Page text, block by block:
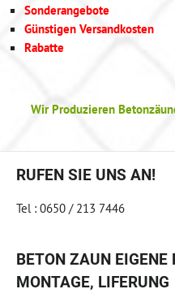
Sonderangebote
Günstigen Versandkosten
Rabatte
Wir Produzieren
RUFEN SIE UNS AN!
Tel : 0650 / 213 7446
BETON ZAUN EIGENE
MONTAGE, LIFERUNG